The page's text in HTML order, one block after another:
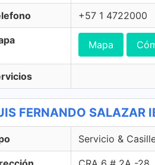
+57 1 4722000
Mapa
FERNANDO
Servicio &